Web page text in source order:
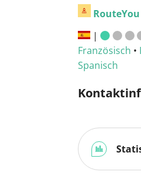
|
Französisch •
Spanisch